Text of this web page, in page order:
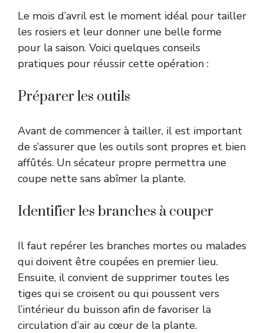
Le mois d’avril est le moment idéal pour tailler
les rosiers et leur donner une belle forme
pour la saison. Voici quelques conseils
pratiques pour réussir cette opération :
Préparer les outils
Avant de commencer à tailler, il est important
de s’assurer que les outils sont propres et bien
affûtés. Un sécateur propre permettra une
coupe nette sans abîmer la plante.
Identifier les branches à couper
Il faut repérer les branches mortes ou malades
qui doivent être coupées en premier lieu.
Ensuite, il convient de supprimer toutes les
tiges qui se croisent ou qui poussent vers
l’intérieur du buisson afin de favoriser la
circulation d’air au cœur de la plante.